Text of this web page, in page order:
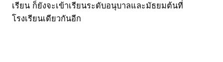
เรียน ก็ยังจะเข้าเรียนระดับอนุบาลและมัธยมต้นที่
โรงเรียนเดียวกันอีก